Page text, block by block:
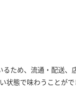
るため、流通・配送、
状態で味わうことがで